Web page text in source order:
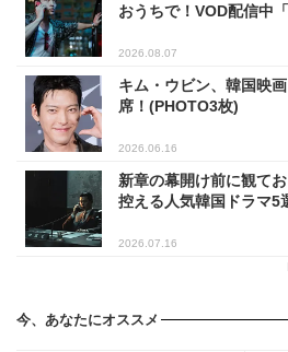
おうちで！VOD配信中
2026.08.07
キム・ウビン、韓国映
席！(PHOTO3枚)
2026.06.16
新章の幕開け前に観て
控える人気韓国ドラマ5
2026.07.16
今、あなたにオススメ